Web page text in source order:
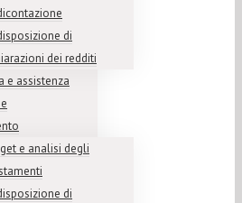
di
dei redditi
e assistenza
e analisi degli
di